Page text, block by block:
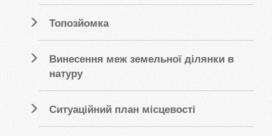
Топозйомка
Винесення меж земельної ділянки в
натуру
Ситуаційний план місцевості